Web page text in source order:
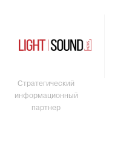
Стратегический
информационный
партнер